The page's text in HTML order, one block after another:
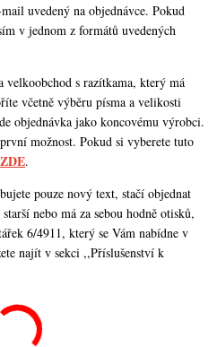
uvedený na objednávce. Pokud
v jednom z formátů uvedených
velkoobchod s razítkama, který má
včetně výběru písma a velikosti
objednávka jako koncovému výrobci.
možnost. Pokud si vyberete tuto
ZDE.
pouze nový text, stačí objednat
nebo má za sebou hodně otisků,
6/4911, který se Vám nabídne v
najít v sekci ,,Příslušenství k